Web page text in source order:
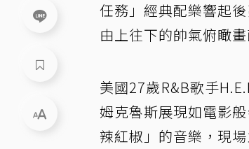
任務」經典配樂響起
由上往下的帥氣俯瞰
美國27歲R&B歌手
姆克魯斯展現如電影
辣紅椒」的音樂，現